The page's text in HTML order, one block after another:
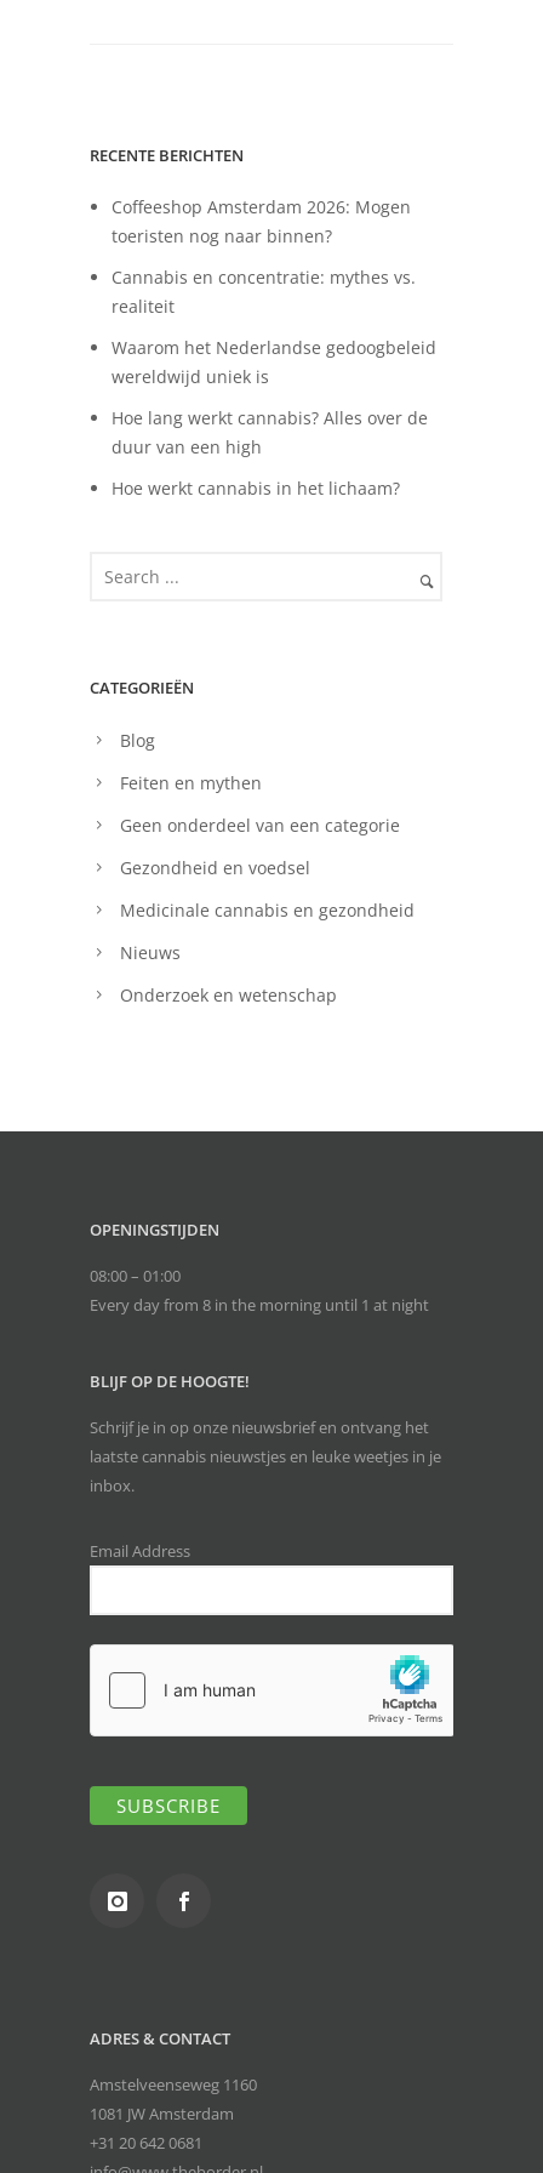
RECENTE BERICHTEN
Coffeeshop Amsterdam 2026: Mogen
toeristen nog naar binnen?
Cannabis en concentratie: mythes vs.
realiteit
Waarom het Nederlandse gedoogbeleid
wereldwijd uniek is
Hoe lang werkt cannabis? Alles over de
duur van een high
Hoe werkt cannabis in het lichaam?
CATEGORIEËN
Blog
Feiten en mythen
Geen onderdeel van een categorie
Gezondheid en voedsel
Medicinale cannabis en gezondheid
Nieuws
Onderzoek en wetenschap
OPENINGSTIJDEN
08:00 – 01:00
Every day from 8 in the morning until 1 at night
BLIJF OP DE HOOGTE!
Schrijf je in op onze nieuwsbrief en ontvang het
laatste cannabis nieuwstjes en leuke weetjes in je
inbox.
Email Address
ADRES & CONTACT
Amstelveenseweg 1160
1081 JW Amsterdam
+31 20 642 0681